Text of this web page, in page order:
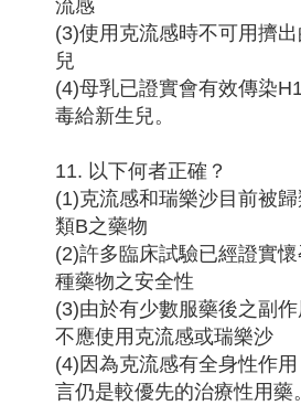
流感
(3)使用克流感時不可用擠
兒
(4)母乳已證實會有效傳染
毒給新生兒。
11. 以下何者正確？
(1)克流感和瑞樂沙目前被
類B之藥物
(2)許多臨床試驗已經證實
種藥物之安全性
(3)由於有少數服藥後之副
不應使用克流感或瑞樂沙
(4)因為克流感有全身性作
言仍是較優先的治療性用藥。